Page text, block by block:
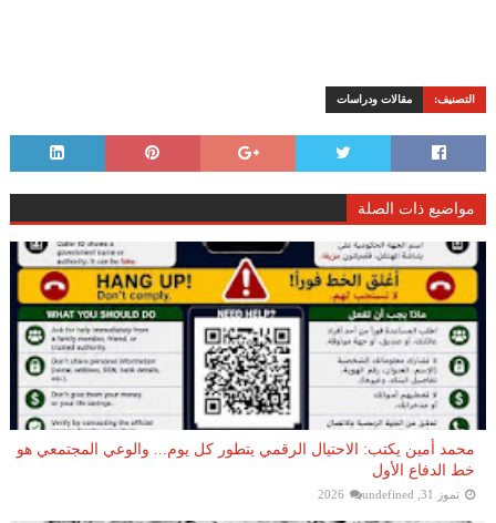
التصنيف: مقالات ودراسات
مواضيع ذات الصلة
محمد أمين يكتب: الاحتيال الرقمي يتطور كل يوم... والوعي المجتمعي هو
خط الدفاع الأول
تموز 31, 2026 undefined